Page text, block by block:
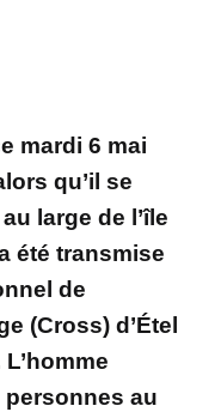
mardi 6 mai
qu’il se
large de l’île
été transmise
de
(Cross) d’Étel
au